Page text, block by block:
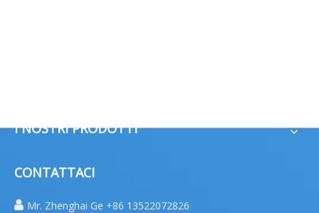
I NOSTRI PRODOTTI
CONTATTACI
 Mr. Zhenghai Ge +86 13522072826